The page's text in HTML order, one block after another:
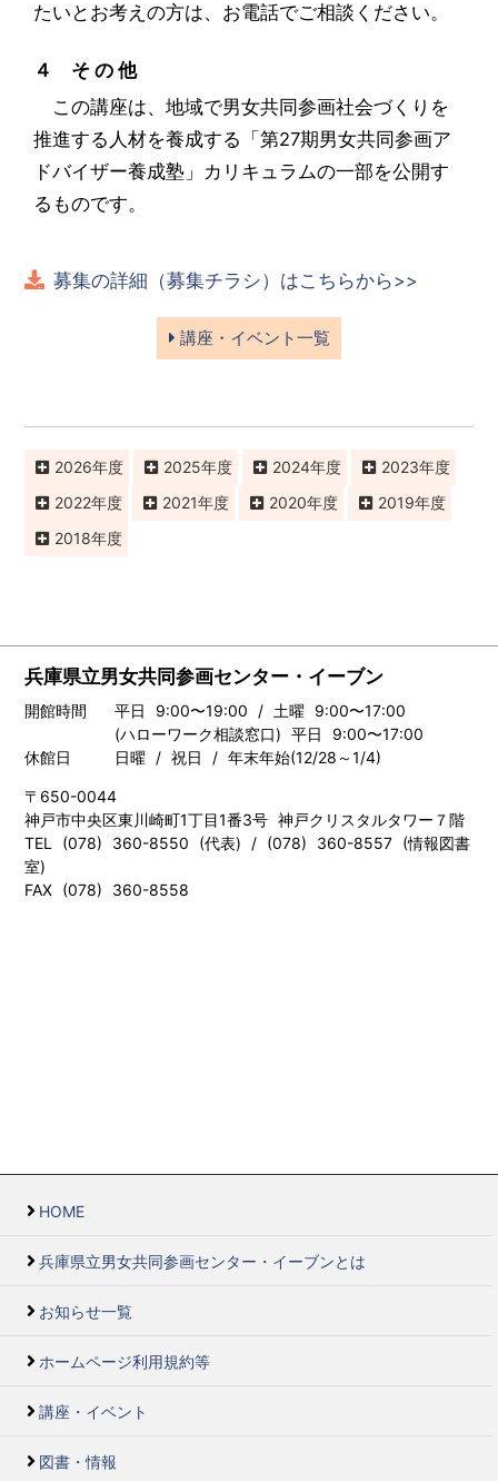
たいとお考えの方は、お電話でご相談ください。
４ そ の 他
この講座は、地域で男女共同参画社会づくりを
推進する人材を養成する「第27期男女共同参画ア
ドバイザー養成塾」カリキュラムの一部を公開す
るものです。
募集の詳細（募集チラシ）はこちらから>>
講座・イベント一覧
2026 2025 2024
2023
2022
2021 2020
2019
2018
兵庫県立男女共同参画センター・イーブン
開館時間
平日 9:00〜19:00 / 土曜 9:00〜17:00
(ハローワーク相談窓口) 平日 9:00〜17:00
休館日
日曜 / 祝日 / 年末年始(12/28～1/4)
〒650-0044
神戸市中央区東川崎町1丁目1番3号 神戸クリスタルタワー７階
TEL (078) 360-8550 (代表) / (078) 360-8557 (情報図書
室)
FAX (078) 360-8558
HOME
兵庫県立男女共同参画センター・イーブンとは
お知らせ一覧
ホームページ利用規約等
講座・イベント
図書・情報